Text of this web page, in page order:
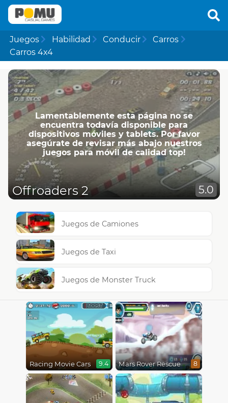
Juegos Habilidad Conducir
Carros
Carros 4x4
Lamentablemente esta página no se
encuentra todavía disponible para
dispositivos móviles y tablets. Por favor
asegúrate de revisar más abajo nuestros
juegos para móvil de calidad top!
Offroaders 2 5.0
Juegos de Camiones
Juegos de Taxi
Juegos de Monster Truck
Racing Movie Cars 9.4 Mars Rover Rescue 8